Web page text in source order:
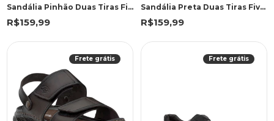
Sandália Pinhão Duas Tiras Fivela | Pegada
R$159,99
Sandália Preta Duas Tiras Fivela | Pegada
R$159,99
Frete grátis Frete grátis